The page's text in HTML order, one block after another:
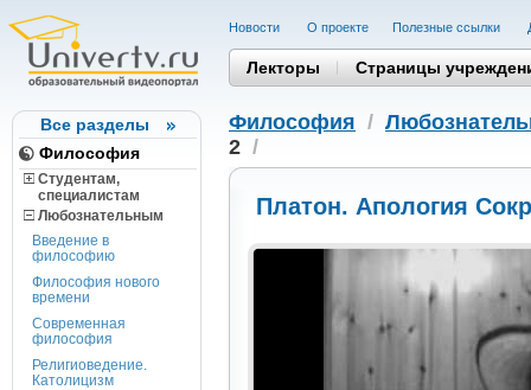
Все разделы
Философия
Студентам,
cпециалистам
Любознательным
Введение в
философию
Философия нового
времени
Современная
философия
Религиоведение.
Католицизм
Новости О проекте Полезные cсылки
Лекторы Страницы
Философия /
2 /
Платон. Апология